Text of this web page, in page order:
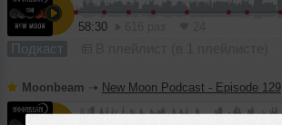
58:30
Подкаст
Moonbeam ➝ New Moon Podcast - Episode 129